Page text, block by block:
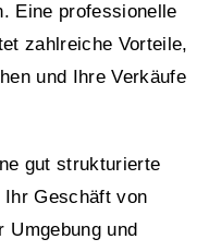
Eine professionelle
zahlreiche Vorteile,
und Ihre Verkäufe
gut strukturierte
Geschäft von
Umgebung und